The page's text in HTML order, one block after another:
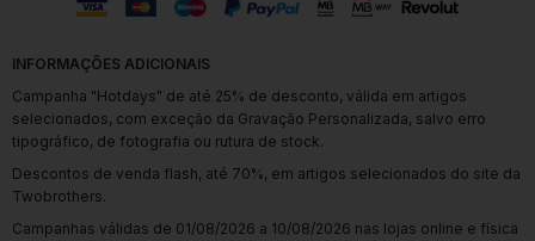
INFORMAÇÕES ADICIONAIS
Campanha "Hotdays" de até 25% de desconto, válida em artigos
selecionados, com exceção da Gravação Personalizada, salvo erro
tipográfico, de fotografia ou rutura de stock.
Descontos de venda flash, até 70%, em artigos selecionados do site da
Twobrothers.
Campanhas válidas de 01/08/2026 a 10/08/2026 nas lojas online e física